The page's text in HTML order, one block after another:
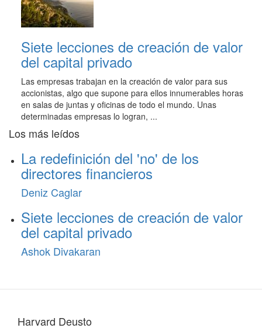
Siete lecciones de creación de valor
del capital privado
Las empresas trabajan en la creación de valor para sus
accionistas, algo que supone para ellos innumerables horas
en salas de juntas y oficinas de todo el mundo. Unas
determinadas empresas lo logran, ...
Los más leídos
La redefinición del 'no' de los
directores financieros
Deniz Caglar
Siete lecciones de creación de valor
del capital privado
Ashok Divakaran
Harvard Deusto